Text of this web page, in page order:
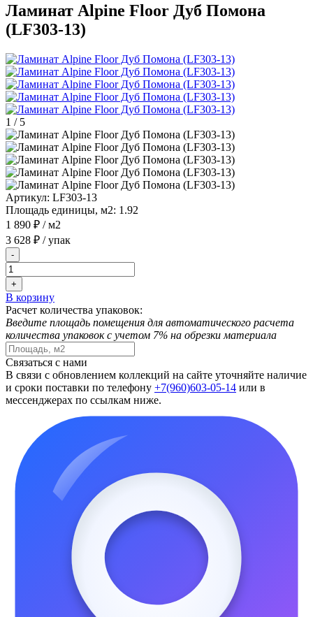
Ламинат Alpine Floor Дуб Помона
(LF303-13)
1 / 5
Артикул: LF303-13
Площадь единицы, м2: 1.92
1 890 ₽ / м2
3 628 ₽ / упак
-
+
В корзину
Расчет количества упаковок:
Введите площадь помещения для автоматического расчета
количества упаковок с учетом 7% на обрезки материала
Связаться с нами
В связи с обновлением коллекций на сайте уточняйте наличие
и сроки поставки по телефону +7(960)603-05-14 или в
мессенджерах по ссылкам ниже.